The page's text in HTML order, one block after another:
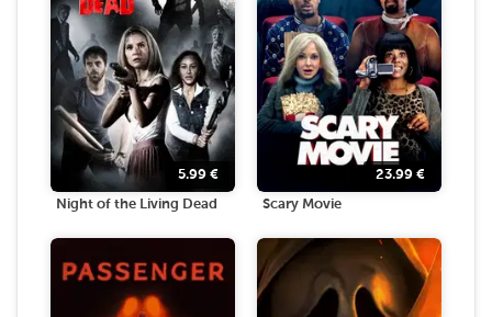
5.99 €
Night of the Living Dead
23.99 €
Scary Movie